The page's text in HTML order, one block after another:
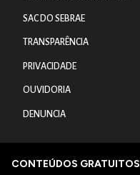
SAC DO SEBRAE
TRANSPARÊNCIA
PRIVACIDADE
OUVIDORIA
DENUNCIA
CONTEÚDOS GRATUITOS